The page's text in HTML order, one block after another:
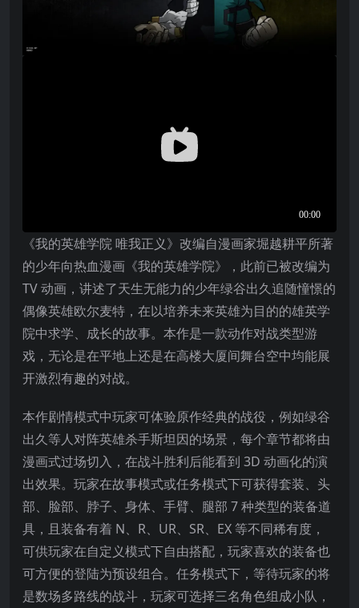
《我的英雄学院 唯我正义》改编自漫画家堀越耕平所著
的少年向热血漫画《我的英雄学院》，此前已被改编为
TV 动画，讲述了天生无能力的少年绿谷出久追随憧憬的
偶像英雄欧尔麦特，在以培养未来英雄为目的的雄英学
院中求学、成长的故事。本作是一款动作对战类型游
戏，无论是在平地上还是在高楼大厦间舞台空中均能展
开激烈有趣的对战。
本作剧情模式中玩家可体验原作经典的战役，例如绿谷
出久等人对阵英雄杀手斯坦因的场景，每个章节都将由
漫画式过场切入，在战斗胜利后能看到 3D 动画化的演
出效果。玩家在故事模式或任务模式下可获得套装、头
部、脸部、脖子、身体、手臂、腿部 7 种类型的装备道
具，且装备有着 N、R、UR、SR、EX 等不同稀有度，
可供玩家在自定义模式下自由搭配，玩家喜欢的装备也
可方便的登陆为预设组合。任务模式下，等待玩家的将
是数场多路线的战斗，玩家可选择三名角色组成小队，